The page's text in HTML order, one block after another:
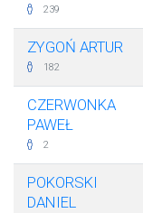
239
ZYGOŃ ARTUR
182
CZERWONKA
PAWEŁ
2
POKORSKI
DANIEL